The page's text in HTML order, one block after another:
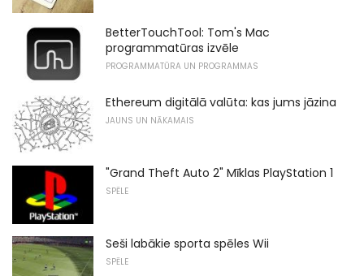
BetterTouchTool: Tom's Mac
programmatūras izvēle
PROGRAMMATŪRA UN PROGRAMMAS
Ethereum digitālā valūta: kas jums jāzina
JAUNS UN NĀKAMAIS
"Grand Theft Auto 2" Mīklas PlayStation 1
SPĒLE
Seši labākie sporta spēles Wii
SPĒLE